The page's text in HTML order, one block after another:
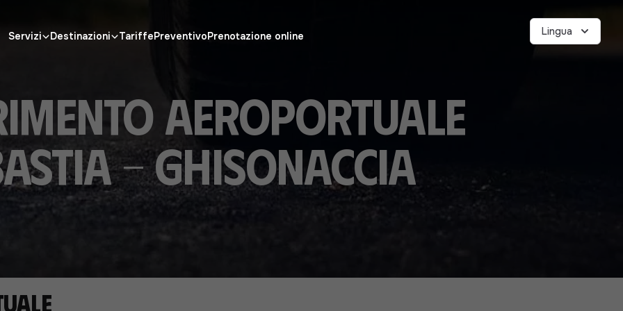
Servizi Destinazioni TariffePreventivoPrenotazione online Lingua
aeroportuale
- Ghisonaccia